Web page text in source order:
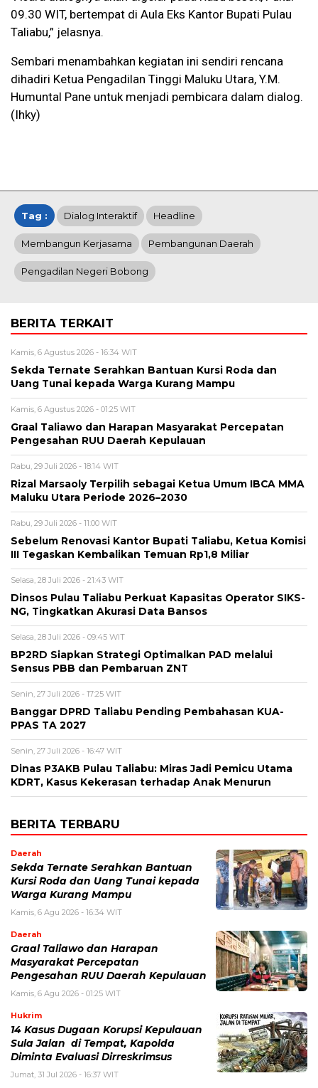
09.30 WIT, bertempat di Aula Eks Kantor Bupati Pulau
Taliabu,” jelasnya.
Sembari menambahkan kegiatan ini sendiri rencana
dihadiri Ketua Pengadilan Tinggi Maluku Utara, Y.M.
Humuntal Pane untuk menjadi pembicara dalam dialog.
(Ihky)
Tag : Dialog Interaktif Headline
Membangun Kerjasama Pembangunan Daerah
Pengadilan Negeri Bobong
BERITA TERKAIT
Kamis, 6 Agustus 2026 - 16:34 WIT
Sekda Ternate Serahkan Bantuan Kursi Roda dan
Uang Tunai kepada Warga Kurang Mampu
Kamis, 6 Agustus 2026 - 01:25 WIT
Graal Taliawo dan Harapan Masyarakat Percepatan
Pengesahan RUU Daerah Kepulauan
Rabu, 29 Juli 2026 - 18:14 WIT
Rizal Marsaoly Terpilih sebagai Ketua Umum IBCA MMA
Maluku Utara Periode 2026–2030
Rabu, 29 Juli 2026 - 11:00 WIT
Sebelum Renovasi Kantor Bupati Taliabu, Ketua Komisi
III Tegaskan Kembalikan Temuan Rp1,8 Miliar
Selasa, 28 Juli 2026 - 21:43 WIT
Dinsos Pulau Taliabu Perkuat Kapasitas Operator SIKS-
NG, Tingkatkan Akurasi Data Bansos
Selasa, 28 Juli 2026 - 09:45 WIT
BP2RD Siapkan Strategi Optimalkan PAD melalui
Sensus PBB dan Pembaruan ZNT
Senin, 27 Juli 2026 - 17:25 WIT
Banggar DPRD Taliabu Pending Pembahasan KUA-
PPAS TA 2027
Senin, 27 Juli 2026 - 16:47 WIT
Dinas P3AKB Pulau Taliabu: Miras Jadi Pemicu Utama
KDRT, Kasus Kekerasan terhadap Anak Menurun
BERITA TERBARU
Daerah
Sekda Ternate Serahkan Bantuan
Kursi Roda dan Uang Tunai kepada
Warga Kurang Mampu
Kamis, 6 Agu 2026 - 16:34 WIT
Daerah
Graal Taliawo dan Harapan
Masyarakat Percepatan
Pengesahan RUU Daerah Kepulauan
Kamis, 6 Agu 2026 - 01:25 WIT
Hukrim
14 Kasus Dugaan Korupsi Kepulauan
Sula Jalan di Tempat, Kapolda
Diminta Evaluasi Dirreskrimsus
Jumat, 31 Jul 2026 - 16:37 WIT